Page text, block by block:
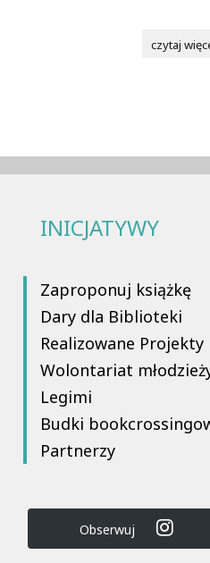
czytaj
INICJATYWY
Zaproponuj książkę
Dary dla Biblioteki
Realizowane Projekty
Wolontariat
Legimi
Budki
Partnerzy
Obserwuj